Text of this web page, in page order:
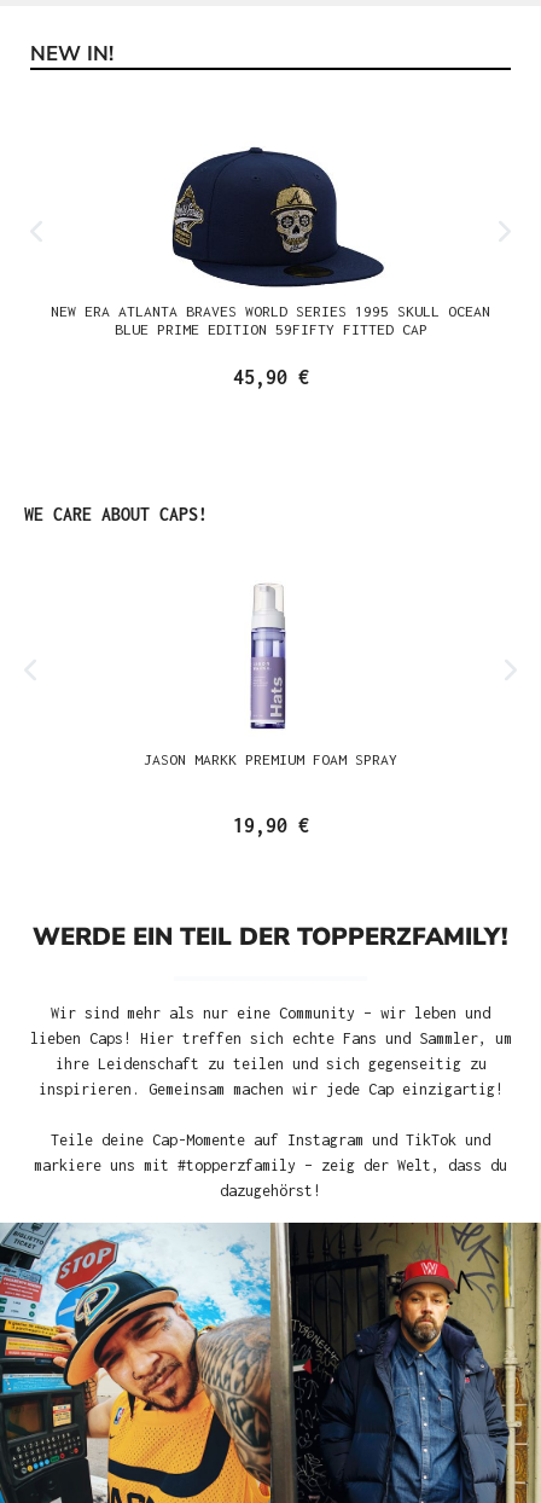
Produktgalerie überspringen
NEW IN!
NEW ERA ATLANTA BRAVES WORLD SERIES 1995 SKULL OCEAN
BLUE PRIME EDITION 59FIFTY FITTED CAP
45,90 €
Produktgalerie überspringen
WE CARE ABOUT CAPS!
JASON MARKK PREMIUM FOAM SPRAY
19,90 €
WERDE EIN TEIL DER TOPPERZFAMILY!
Wir sind mehr als nur eine Community – wir leben und
lieben Caps! Hier treffen sich echte Fans und Sammler, um
ihre Leidenschaft zu teilen und sich gegenseitig zu
inspirieren. Gemeinsam machen wir jede Cap einzigartig!
Teile deine Cap-Momente auf Instagram und TikTok und
markiere uns mit #topperzfamily – zeig der Welt, dass du
dazugehörst!